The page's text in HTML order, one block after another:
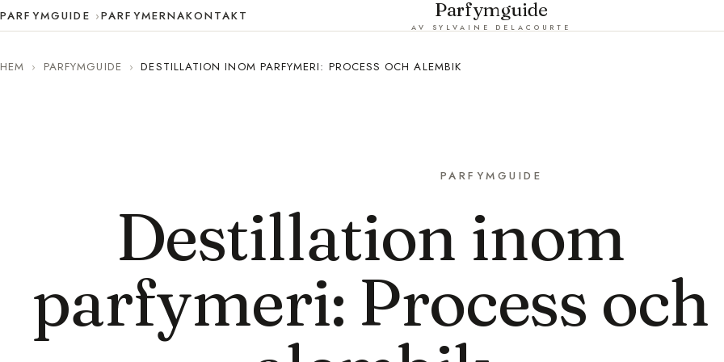
PARFYMGUIDE PARFYMERNAKONTAKT Parfymguide
AV SYLVAINE DELACOURTE
HEM › PARFYMGUIDE › DESTILLATION INOM PARFYMERI: PROCESS OCH ALEMBIK
PARFYMGUIDE
Destillation inom
parfymeri: Process och